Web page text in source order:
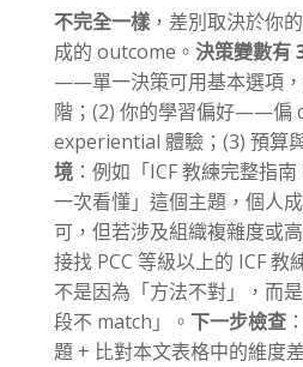
不完全一樣，差別取決於你
成的 outcome。 決策變數有
——單一決策可用基本選項
階；(2) 你的學習偏好——偏
experiential 體驗；(3) 預算
境：例如「ICF 教練完整指
一次看懂」這個主題，個人
可，但若涉及組織複雜度或
接找 PCC 等級以上的 ICF 教
不是因為「方法不對」，而
段不 match」。 下一步檢查
題 + 比對本文表格中的維度